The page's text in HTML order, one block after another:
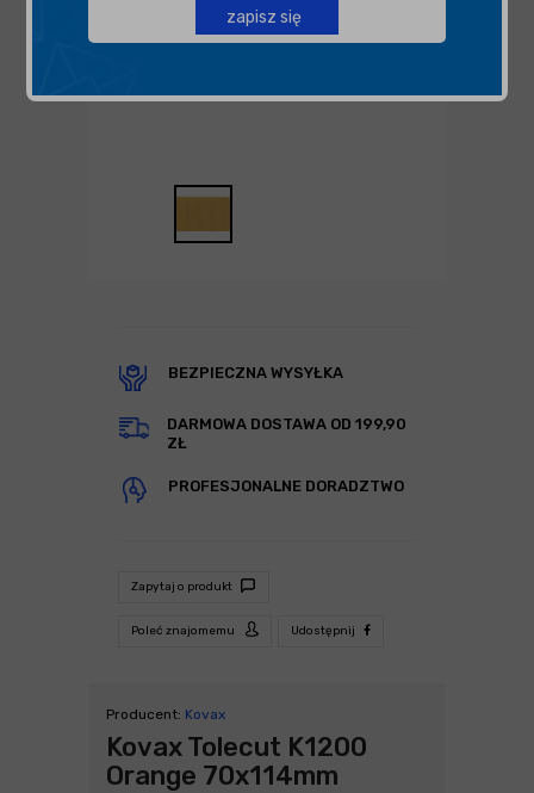
BEZPIECZNA WYSYŁKA
DARMOWA DOSTAWA OD 199,90
ZŁ
PROFESJONALNE DORADZTWO
Zapytaj o produkt
Poleć znajomemu Udostępnij
Producent: Kovax
Kovax Tolecut K1200
Orange 70x114mm
zapisz się